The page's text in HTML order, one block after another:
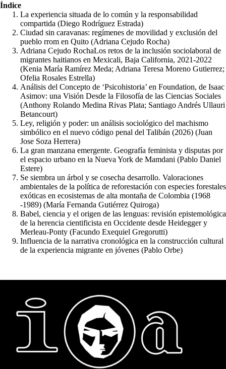
Índice
La experiencia situada de lo común y la responsabilidad
compartida (Diego Rodríguez Estrada)
Ciudad sin caravanas: regímenes de movilidad y exclusión del
pueblo rrom en Quito (Adriana Cejudo Rocha)
Adriana Cejudo RochaLos retos de la inclusión sociolaboral de
migrantes haitianos en Mexicali, Baja California, 2021-2022
(Kenia María Ramírez Meda; Adriana Teresa Moreno Gutierrez;
Ofelia Rosales Estrella)
Análisis del Concepto de ‘Psicohistoria’ en Foundation, de Isaac
Asimov: una Visión Desde la Filosofía de las Ciencias Sociales
(Anthony Rolando Medina Rivas Plata; Santiago Andrés Ullauri
Betancourt)
Ley, religión y poder: un análisis sociológico del machismo
simbólico en el nuevo código penal del Talibán (2026) (Juan
Jose Soza Herrera)
La gran manzana emergente. Geografía feminista y disputas por
el espacio urbano en la Nueva York de Mamdani (Pablo Daniel
Estere)
Se siembra un árbol y se cosecha desarrollo. Valoraciones
ambientales de la política de reforestación con especies forestales
exóticas en ecosistemas de alta montaña de Colombia (1968
-1989) (María Fernanda Gutiérrez Quiroga)
Babel, ciencia y el origen de las lenguas: revisión epistemológica
de la herencia cientificista en Occidente desde Heidegger y
Merleau-Ponty (Facundo Exequiel Gregorutti)
Influencia de la narrativa cronológica en la construcción cultural
de la experiencia migrante en jóvenes (Pablo Orbe)